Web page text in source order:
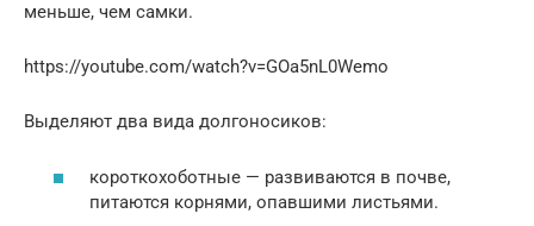
меньше, чем самки.
https://youtube.com/watch?v=GOa5nL0Wemo
Выделяют два вида долгоносиков:
короткохоботные — развиваются в почве,
питаются корнями, опавшими листьями.